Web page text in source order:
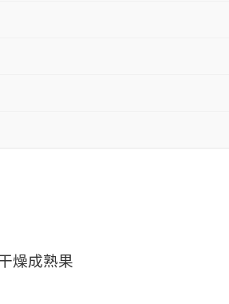
燥成熟果